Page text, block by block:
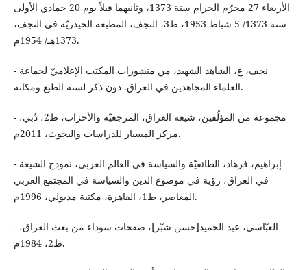
الأربعاء 27 محرّم الحرام سنة 1373، وثانيهما قبلاً يوم 20 جمادي الأولى
سنة 1373/ 5 شباط 1953، ط3، النجف، المطبعة الحيدريّة في النجف،
1373هـ/ 1954م.
- نجف، ع، الشاهد الشهيد، من منشورات المكتب الإعلاميّ لجماعة
العلماء المجاهدين في العراق. دون ذكر لسنة الطبع ومكانه.
- مجموعة من المؤلّفين، شيعة العراق، المرجعيّة والأحزاب، ط2، دُبي،
مركز المسبار للدراسات والبحوث، 2011م.
- إبراهيم، فرهاد، الطائفيّة والسياسة في العالم العربي، نموذج الشيعة
في العراق، رؤية في موضوع الدين والسياسة في المجتمع العربي
المعاصر، ط1، القاهرة، مكتبة مدبولي، 1996م.
- العبّاسي، عبد الحميد[حسن شبّر]، صفحات سوداء من بعث العراق،
ط2، 1984م.